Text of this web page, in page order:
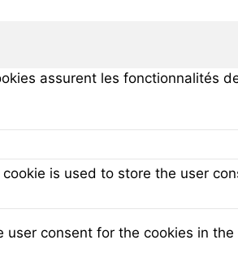
assurent les fonctionnalités
is used to store the user
consent for the cookies in